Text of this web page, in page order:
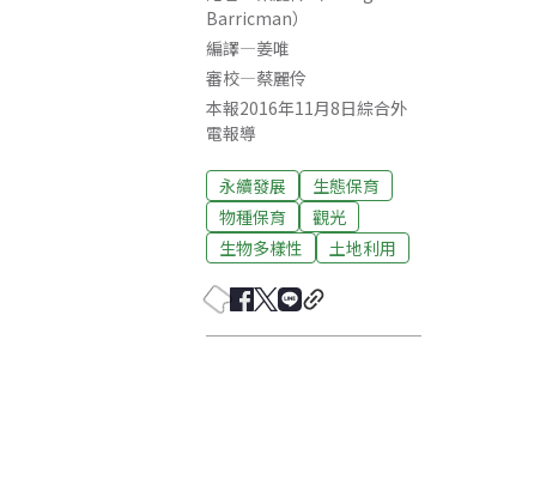
Barricman）
編譯—姜唯
審校—蔡麗伶
本報2016年11月8日綜合外
電報導
永續發展
生態保育
物種保育
觀光
生物多樣性
土地利用